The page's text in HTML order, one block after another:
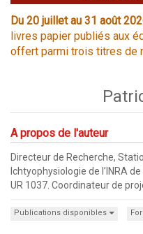
Du 20 juillet au 31 août
livres papier publiés aux
offert parmi trois titres de
A propos de l'auteur
Directeur de Recherche,
Ichtyophysiologie de l’INRA
UR 1037. Coordinateur de
Publications disponibles